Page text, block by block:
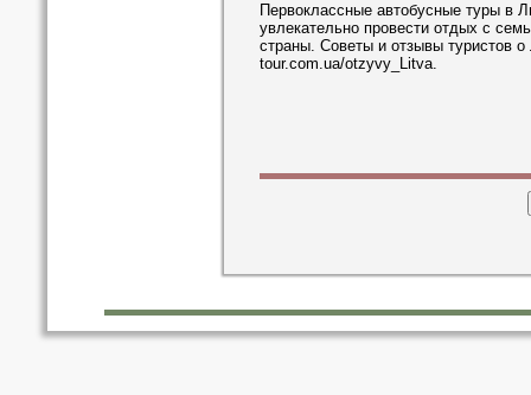
Первоклассные автобусные туры в
увлекательно провести отдых с
страны. Советы и отзывы туристов о
tour.com.ua/otzyvy_Litva.